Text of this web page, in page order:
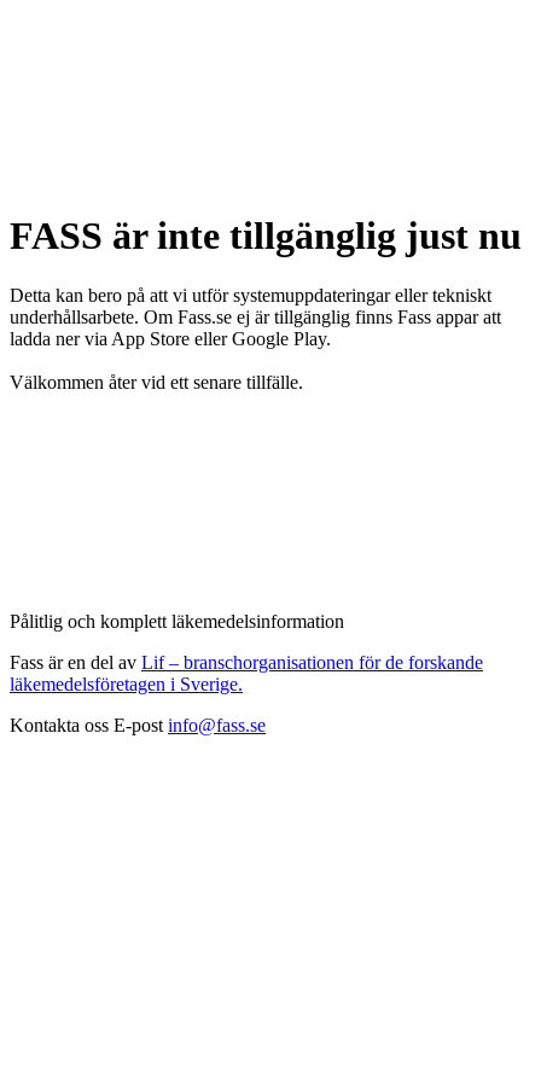
FASS är inte tillgänglig just nu
Detta kan bero på att vi utför systemuppdateringar eller tekniskt
underhållsarbete. Om Fass.se ej är tillgänglig finns Fass appar att
ladda ner via App Store eller Google Play.
Välkommen åter vid ett senare tillfälle.
Pålitlig och komplett läkemedelsinformation
Fass är en del av Lif – branschorganisationen för de forskande
läkemedelsföretagen i Sverige.
Kontakta oss E-post info@fass.se